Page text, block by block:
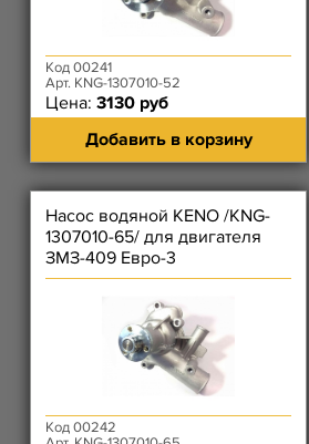
Код 00241
Арт. KNG-1307010-52
Цена: 3130 руб
Добавить в корзину
Насос водяной KENO /KNG-
1307010-65/ для двигателя
ЗМЗ-409 Евро-3
Код 00242